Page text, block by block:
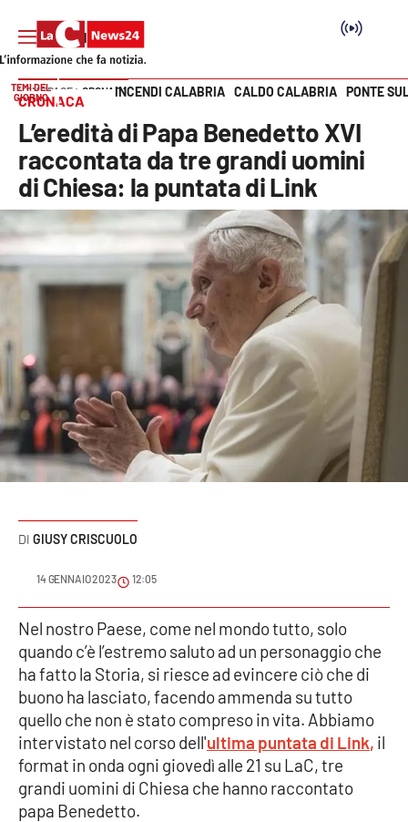
Cronaca
Politica
Attualità
Economia e lavoro
Italia Mondo
Sanità
Sport
Meteo
Editoriali
VIDEO
Ambiente
Cronaca
Vai
TEMI DEL
GIORNO
INCENDI CALABRIA CALDO CALABRIA PONTE
HOME PAGE CRONACA
CRONACA
L’eredità di Papa Benedetto XVI
raccontata da tre grandi uomini
di Chiesa: la puntata di Link
GIUSY CRISCUOLO
14 GENNAIO 2023 12:05
Nel nostro Paese, come nel mondo tutto, solo
quando c’è l’estremo saluto ad un personaggio che
ha fatto la Storia, si riesce ad evincere ciò che di
buono ha lasciato, facendo ammenda su tutto
quello che non è stato compreso in vita. Abbiamo
intervistato nel corso dell'ultima puntata di Link, il
format in onda ogni giovedì alle 21 su LaC, tre
grandi uomini di Chiesa che hanno raccontato
papa Benedetto.